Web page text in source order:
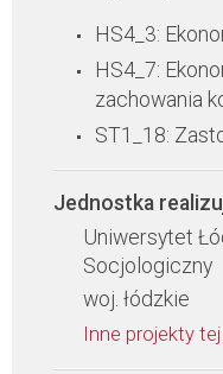
HS4_3:
HS4_7:
zachowania
ST1_18:
Jednostka
Uniwersytet
Socjologiczny
woj. łódzkie
Inne projekty